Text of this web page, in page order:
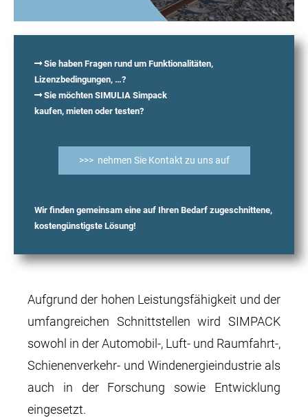
Sie haben Fragen rund um Funktionalitäten,
Lizenzbedingungen, …?
Sie möchten SIMULIA Simpack
kaufen, mieten oder testen?
>>> nehmen Sie Kontakt zu uns auf
Wir finden gemeinsam eine auf Ihren Bedarf zugeschnittene,
kostengünstigste Lösung!
Aufgrund der hohen Leistungsfähigkeit und der
umfangreichen Schnittstellen wird SIMPACK
sowohl in der Automobil-, Luft- und Raumfahrt-,
Schienenverkehr- und Windenergieindustrie als
auch in der Forschung sowie Entwicklung
eingesetzt.